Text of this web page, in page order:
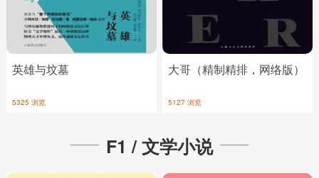
英雄与坟墓
5325 浏览
大哥（精制精排，网络版）
5127 浏览
F1 / 文学小说